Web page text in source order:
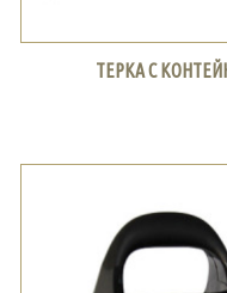
ТЕРКА С